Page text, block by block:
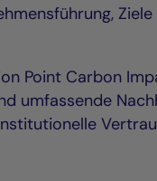
Point Carbon
umfassende